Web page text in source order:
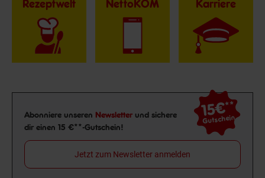
Rezeptwelt NettoKOM Karriere
Newsletter Anmeldung
Abonniere unseren Newsletter und sichere
dir einen 15 €**-Gutschein!
15€**
Gutschein
Jetzt zum Newsletter anmelden